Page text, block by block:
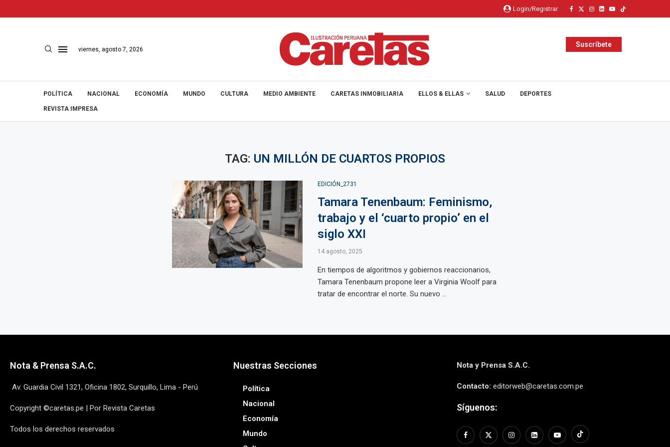
Login/Registrar
viernes, agosto 7, 2026
Suscríbete
POLÍTICA NACIONAL ECONOMÍA MUNDO CULTURA MEDIO AMBIENTE CARETAS INMOBILIARIA ELLOS & ELLAS SALUD DEPORTES
REVISTA IMPRESA
TAG: UN MILLÓN DE CUARTOS PROPIOS
EDICIÓN_2731
Tamara Tenenbaum: Feminismo,
trabajo y el ‘cuarto propio’ en el
siglo XXI
14 agosto, 2025
En tiempos de algoritmos y gobiernos reaccionarios,
Tamara Tenenbaum propone leer a Virginia Woolf para
tratar de encontrar el norte. Su nuevo ...
Nota & Prensa S.A.C.
Av. Guardia Civil 1321, Oficina 1802, Surquillo, Lima - Perú
Copyright ©caretas.pe | Por Revista Caretas
Todos los derechos reservados
Nuestras Secciones
Política
Nacional
Economía
Mundo
Nota y Prensa S.A.C.
Contacto: editorweb@caretas.com.pe
Síguenos: